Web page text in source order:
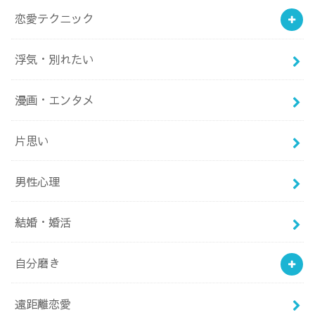
恋愛テクニック
浮気・別れたい
漫画・エンタメ
片思い
男性心理
結婚・婚活
自分磨き
遠距離恋愛